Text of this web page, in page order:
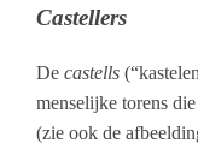
Castellers
De castells
menselijke torens
(zie ook de